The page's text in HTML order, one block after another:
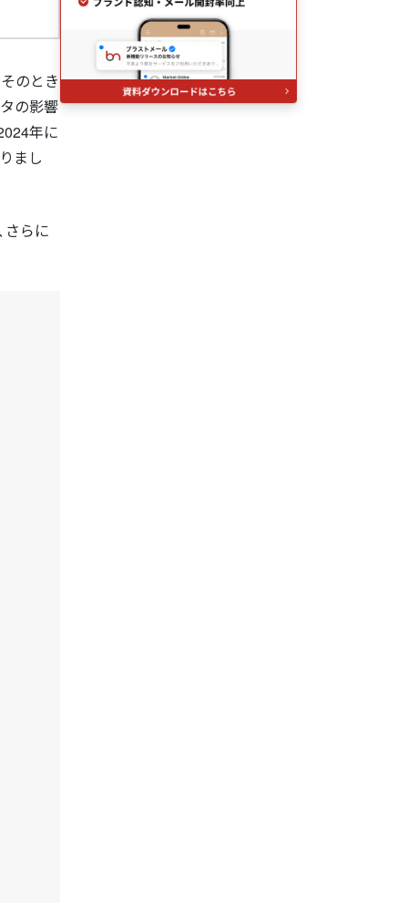
のとき
の影響
年に
まし
さらに